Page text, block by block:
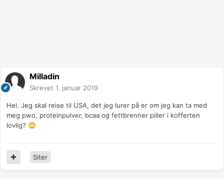
Milladin
Skrevet 1. januar 2019
Hei. Jeg skal reise til USA, det jeg lurer på er om jeg kan ta med
meg pwo, proteinpulver, bcaa og fettbrenner piller i kofferten
lovlig? 🙄
Siter